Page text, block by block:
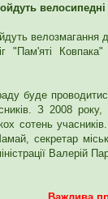
велозмагання
"Пам'яті
буде
З 2008
сотень
секретар
Валерій